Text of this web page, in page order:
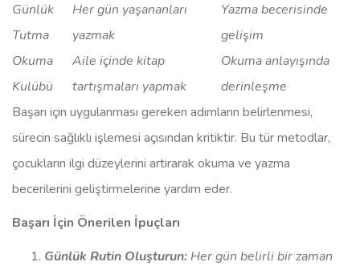
Günlük
Tutma
Her gün yaşananları
yazmak
Yazma becerisinde
gelişim
Okuma
Kulübü
Aile içinde kitap
tartışmaları yapmak
Okuma anlayışında
derinleşme
Başarı için uygulanması gereken adımların belirlenmesi,
sürecin sağlıklı işlemesi açısından kritiktir. Bu tür metodlar,
çocukların ilgi düzeylerini artırarak okuma ve yazma
becerilerini geliştirmelerine yardım eder.
Başarı İçin Önerilen İpuçları
Günlük Rutin Oluşturun: Her gün belirli bir zaman